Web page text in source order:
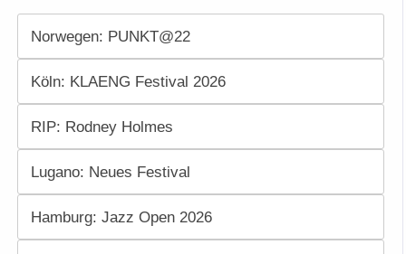
Norwegen: PUNKT@22
Köln: KLAENG Festival 2026
RIP: Rodney Holmes
Lugano: Neues Festival
Hamburg: Jazz Open 2026